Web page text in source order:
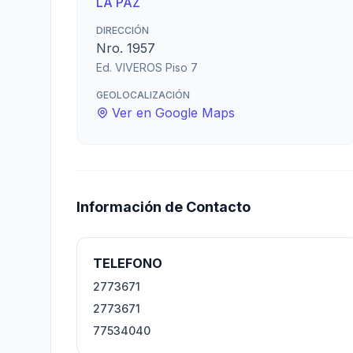
DIRECCIÓN
Nro. 1957
Ed. VIVEROS Piso 7
GEOLOCALIZACIÓN
Ver en Google Maps
Información de Contacto
TELEFONO
2773671
2773671
77534040